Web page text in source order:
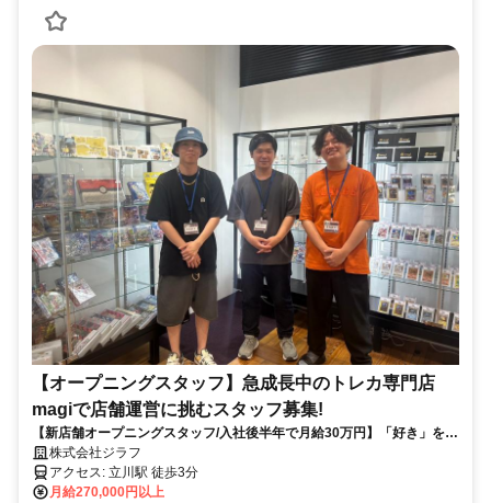
【オープニングスタッフ】急成長中のトレカ専門店
magiで店舗運営に挑むスタッフ募集!
【新店舗オープニングスタッフ/入社後半年で月給30万円】「好き」を仕
事に！真贋のプロへ！
株式会社ジラフ
アクセス: 立川駅 徒歩3分
月給270,000円以上